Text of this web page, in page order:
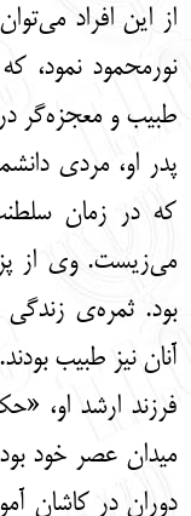
از این افراد
نورمحمود نمود،
طبیب و معجزه‌گر
پدر او، مردی
که در زمان
می‌زیست. وی از
آنان نیز طبیب بودند.
فرزند ارشد او،
میدان عصر خود
دوران در کاشان